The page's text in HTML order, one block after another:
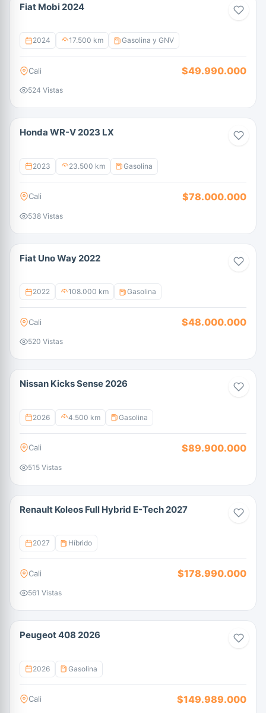
Fiat Mobi 2024
2024 17.500 km Gasolina y GNV
Cali $49.990.000
524 Vistas
Honda WR-V 2023 LX
2023 23.500 km Gasolina
Cali $78.000.000
538 Vistas
Fiat Uno Way 2022
2022 108.000 km Gasolina
Cali $48.000.000
520 Vistas
Nissan Kicks Sense 2026
2026 4.500 km Gasolina
Cali $89.900.000
515 Vistas
Renault Koleos Full Hybrid E-Tech 2027
2027 Híbrido
Cali $178.990.000
561 Vistas
Peugeot 408 2026
2026 Gasolina
Cali $149.989.000